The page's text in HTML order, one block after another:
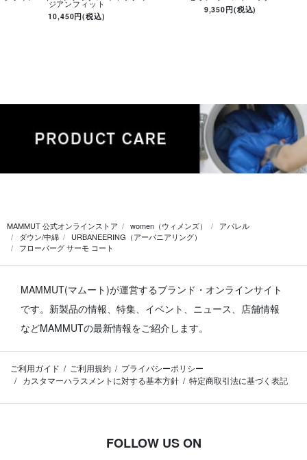
ジアンフィット
10,450円(税込)
9,350円(税込)
MAMMUT 公式オンラインストア women（ウィメンズ）
アパレル
ダウン/中綿
URBANEERING（アーバニアリング）
フローバーグ サーモ コート
MAMMUT(マムート)が運営するブランド・オンラインサイト
です。 新製品の情報、特集、イベント、ニュース、店舗情報
などMAMMUTの最新情報をご紹介します。
ご利用ガイド ご利用規約
プライバシーポリシー
カスタマーハラスメントに対する基本方針
特定商取引法に基づく表記
FOLLOW US ON